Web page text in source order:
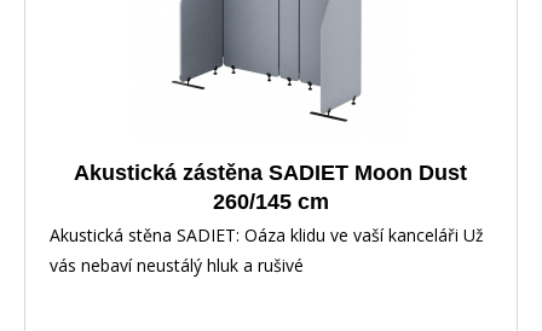
Akustická zástěna SADIET Moon Dust
260/145 cm
Akustická stěna SADIET: Oáza klidu ve vaší kanceláři Už
vás nebaví neustálý hluk a rušivé